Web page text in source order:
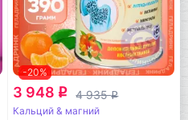
-20%
3 948 q 4 935q
Кальций & магний